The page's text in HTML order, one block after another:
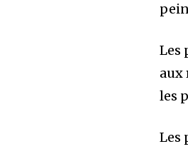
Les
aux
les
Les